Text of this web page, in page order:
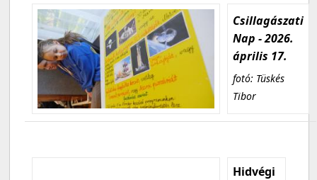
Csillagászati
Nap - 2026.
április 17.
fotó: Tüskés
Tibor
Hidvégi